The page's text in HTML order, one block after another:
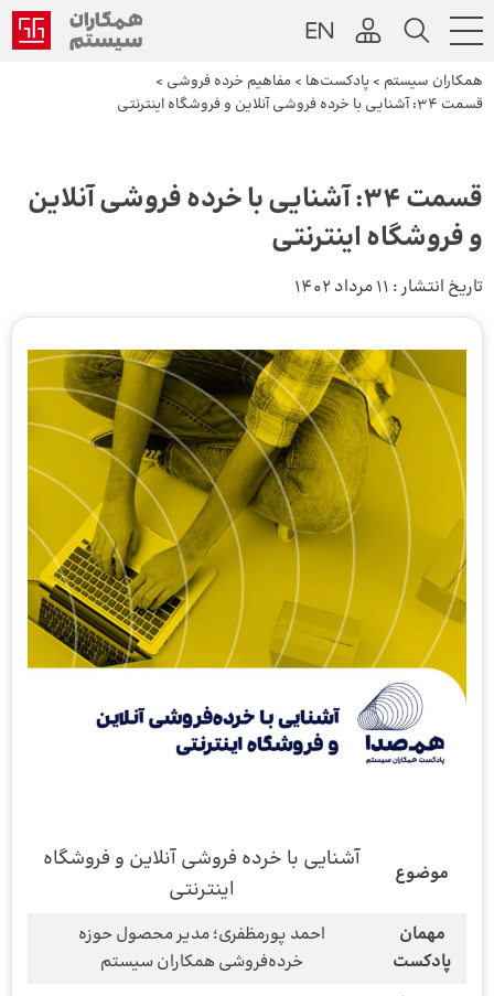
همکاران سیستم > پادکست‌ها > مفاهیم خرده فروشی >
قسمت ۳۴: آشنایی با خرده فروشی آنلاین و فروشگاه اینترنتی
قسمت ۳۴: آشنایی با خرده فروشی آنلاین
و فروشگاه اینترنتی
تاریخ انتشار : 11 مرداد 1402
موضوع
آشنایی با خرده فروشی آنلاین و فروشگاه
اینترنتی
مهمان
پادکست
احمد پورمظفری؛ مدیر محصول حوزه
خرده‌فروشی همکاران سیستم